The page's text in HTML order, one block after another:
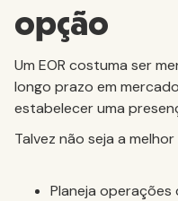
opção
Um EOR costuma ser
longo prazo em
estabelecer uma
Talvez não seja a
Planeja operações